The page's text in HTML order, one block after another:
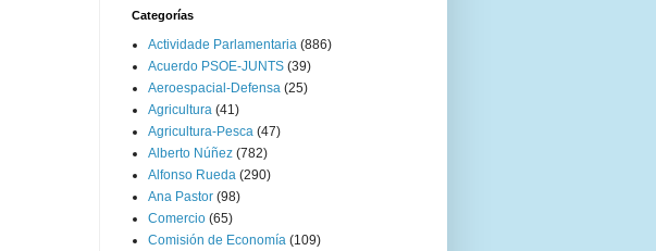
Categorías
Actividade Parlamentaria (886)
Acuerdo PSOE-JUNTS (39)
Aeroespacial-Defensa (25)
Agricultura (41)
Agricultura-Pesca (47)
Alberto Núñez (782)
Alfonso Rueda (290)
Ana Pastor (98)
Comercio (65)
Comisión de Economía (109)